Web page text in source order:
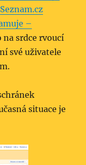
Seznam.cz
–
na srdce rvoucí
své uživatele
situace je